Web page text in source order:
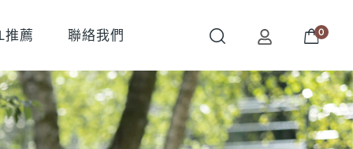
推薦 聯絡我們 0